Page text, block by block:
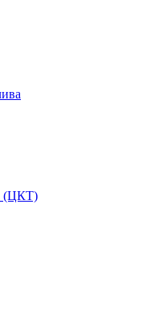
(ЦКТ)